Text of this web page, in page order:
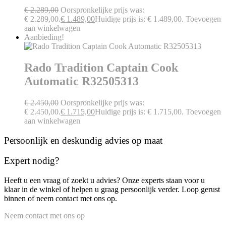
€2.289,00 Oorspronkelijke prijs was:
€ 2.289,00.€ 1.489,00Huidige prijs is: € 1.489,00. Toevoegen
aan winkelwagen
Aanbieding!
Rado Tradition Captain Cook
Automatic R32505313
€2.450,00 Oorspronkelijke prijs was:
€ 2.450,00.€ 1.715,00Huidige prijs is: € 1.715,00. Toevoegen
aan winkelwagen
Persoonlijk en deskundig advies op maat
Expert nodig?
Heeft u een vraag of zoekt u advies? Onze experts staan voor u
klaar in de winkel of helpen u graag persoonlijk verder. Loop gerust
binnen of neem contact met ons op.
Neem contact met ons op